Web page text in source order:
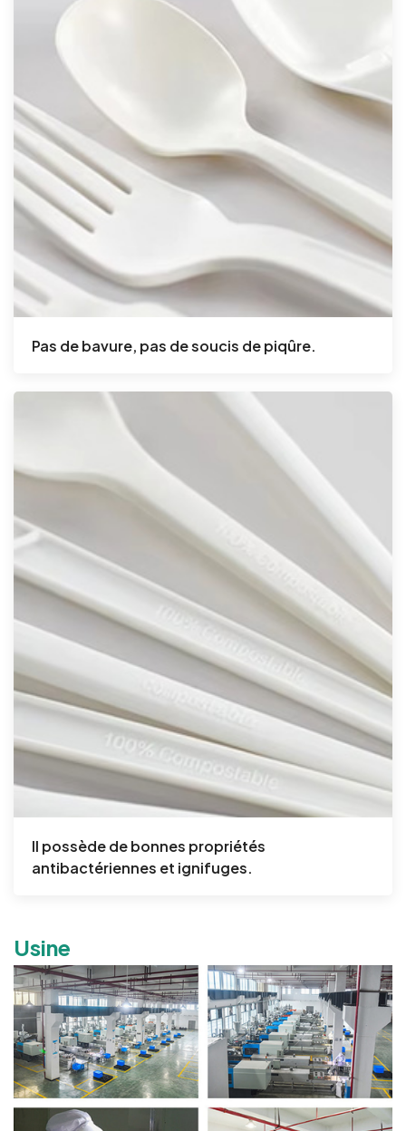
Pas de bavure, pas de soucis de piqûre.
Il possède de bonnes propriétés
antibactériennes et ignifuges.
Usine